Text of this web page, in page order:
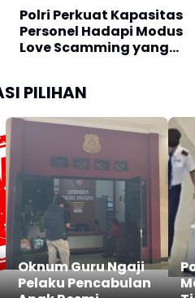
Polri Perkuat Kapasitas
Personel Hadapi Modus
Love Scamming yang
PILIHAN
Oknum Guru Ngaji
Pelaku Pencabulan